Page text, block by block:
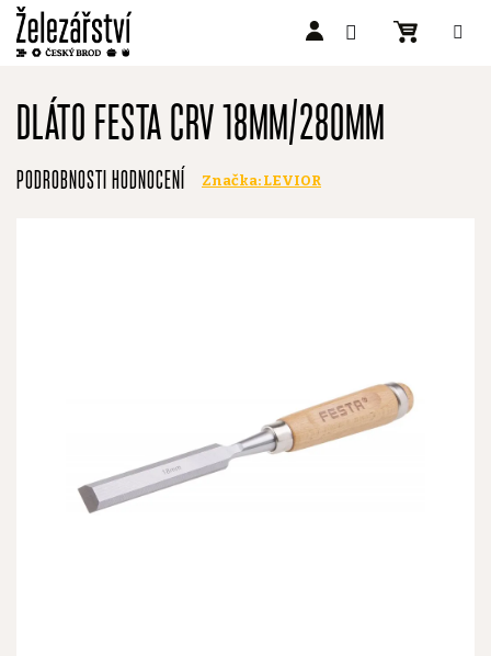
obsahDLÁTO FESTA CRV 18MM/280MM
Průměrné
hodnocení
PODROBNOSTI HODNOCENÍ Značka: LEVIOR